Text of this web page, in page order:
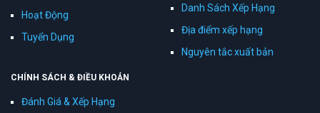
Hoạt Động
Tuyển Dụng
Danh Sách Xếp Hạng
Địa điểm xếp hạng
Nguyên tắc xuất bản
CHÍNH SÁCH & ĐIỀU KHOẢN
Đánh Giá & Xếp Hạng